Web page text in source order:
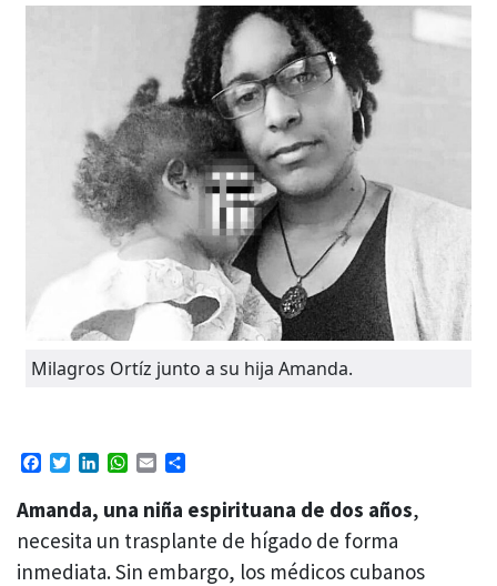
Milagros Ortíz junto a su hija Amanda.
Facebook
TwitterLinkedIn
WhatsApp
Email
Amanda, una niña espirituana de dos años,
necesita un trasplante de hígado de forma
inmediata. Sin embargo, los médicos cubanos